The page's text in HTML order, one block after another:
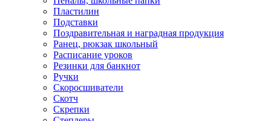
Пластилин
Подставки
Поздравительная и наградная продукция
Ранец, рюкзак школьный
Расписание уроков
Резинки для банкнот
Ручки
Скоросшиватели
Скотч
Скрепки